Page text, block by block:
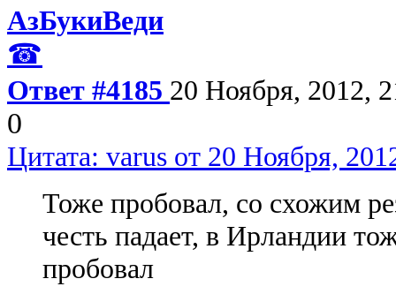
АзБукиВеди
☎
Ответ #4185 20 Ноября, 2012,
0
Цитата: varus от 20 Ноября,
Тоже пробовал, со схожим
честь падает, в Ирландии
пробовал